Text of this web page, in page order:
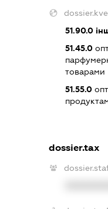
51.90.0
51.45.0
товарами
51.55.0
dossier.tax